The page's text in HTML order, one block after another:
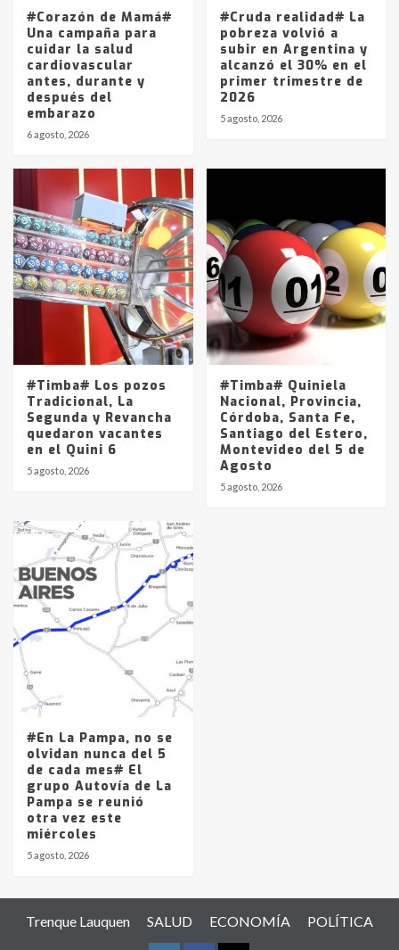
#Corazón de Mamá#
Una campaña para
cuidar la salud
cardiovascular
antes, durante y
después del
embarazo
6 agosto, 2026
#Cruda realidad# La
pobreza volvió a
subir en Argentina y
alcanzó el 30% en el
primer trimestre de
2026
5 agosto, 2026
#Timba# Los pozos
Tradicional, La
Segunda y Revancha
quedaron vacantes
en el Quini 6
5 agosto, 2026
#Timba# Quiniela
Nacional, Provincia,
Córdoba, Santa Fe,
Santiago del Estero,
Montevideo del 5 de
Agosto
5 agosto, 2026
#En La Pampa, no se
olvidan nunca del 5
de cada mes# El
grupo Autovía de La
Pampa se reunió
otra vez este
miércoles
5 agosto, 2026
Trenque Lauquen SALUD ECONOMÍA POLÍTICA